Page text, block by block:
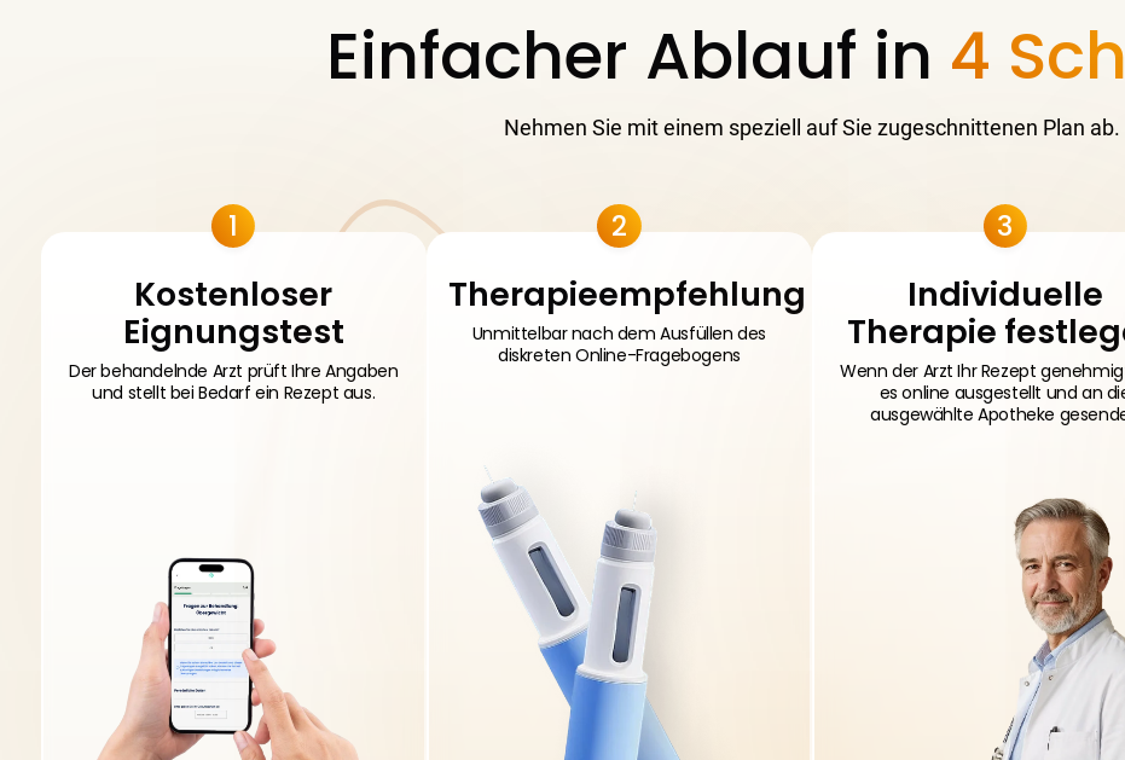
Einfacher Ablauf in 4
Nehmen Sie mit einem speziell auf Sie zugeschnittenen Plan ab.
1
Kostenloser
Eignungstest
Der behandelnde Arzt prüft Ihre Angaben
und stellt bei Bedarf ein Rezept aus.
2
Therapieempfehlung
Unmittelbar nach dem Ausfüllen des
diskreten Online-Fragebogens
3
Individuelle
Therapie
Wenn der Arzt Ihr Rezept
es online ausgestellt und an
ausgewählte Apotheke